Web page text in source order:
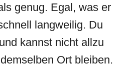
genug. Egal, was er
langweilig. Du
kannst nicht allzu
Ort bleiben.